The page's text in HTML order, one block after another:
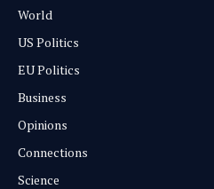
World
US Politics
EU Politics
Business
Opinions
Connections
Science